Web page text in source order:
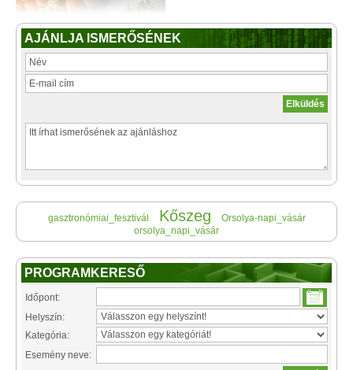
AJÁNLJA ISMERŐSÉNEK
gasztronómiai_fesztivál Kőszeg
Orsolya-napi_vásár
orsolya_napi_vásár
PROGRAMKERESŐ
Időpont:
Helyszín:
Kategória:
Esemény neve: